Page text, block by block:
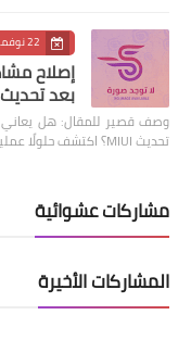
22 نوفمبر 2025
بعد تحديث MIUI: دليلك الشامل
تحديث MIUI؟ اكتشف حلولًا عملية لبطء الجهاز، است…
مشاركات عشوائية
المشاركات الأخيرة